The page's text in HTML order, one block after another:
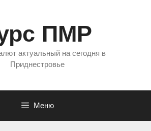
ПМР
актуальный на сегодня в
Приднестровье
Меню